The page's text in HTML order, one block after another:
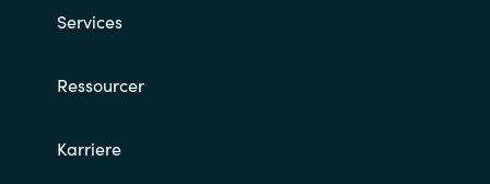
Services
Ressourcer
Karriere